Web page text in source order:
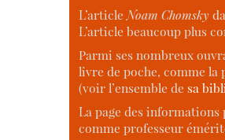
L’article Noam Chomsky
L’article beaucoup plus
Parmi ses nombreux
livre de poche, comme
(voir l’ensemble de sa
La page des informations
comme professeur